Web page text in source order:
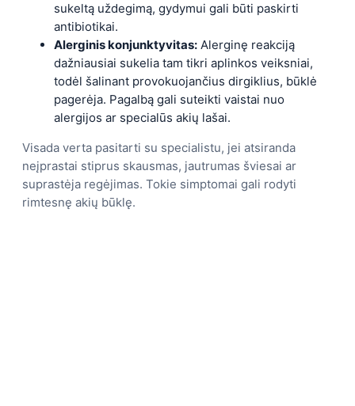
sukeltą uždegimą, gydymui gali būti paskirti
antibiotikai.
Alerginis konjunktyvitas: Alerginę reakciją
dažniausiai sukelia tam tikri aplinkos veiksniai,
todėl šalinant provokuojančius dirgiklius, būklė
pagerėja. Pagalbą gali suteikti vaistai nuo
alergijos ar specialūs akių lašai.
Visada verta pasitarti su specialistu, jei atsiranda
neįprastai stiprus skausmas, jautrumas šviesai ar
suprastėja regėjimas. Tokie simptomai gali rodyti
rimtesnę akių būklę.